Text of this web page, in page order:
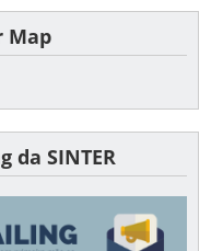
Map
da SINTER